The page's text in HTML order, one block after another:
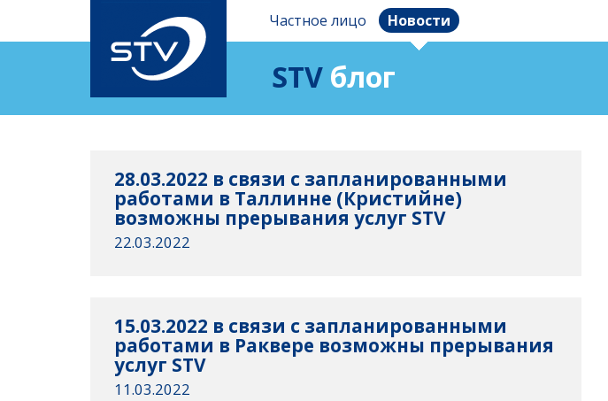
Частное лицо Новости
STV блог
28.03.2022 в связи с запланированными
работами в Таллинне (Кристийне)
возможны прерывания услуг STV
22.03.2022
15.03.2022 в связи с запланированными
работами в Раквере возможны прерывания
услуг STV
11.03.2022